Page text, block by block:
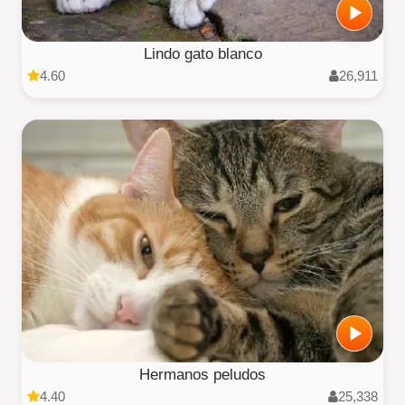
Lindo gato blanco
4.60 26,911
Hermanos peludos
4.40 25,338